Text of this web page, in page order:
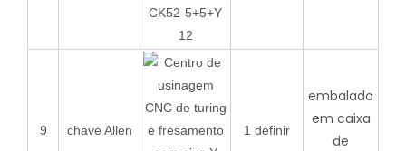
9 chave Allen 1 definir
embalado
em caixa
de